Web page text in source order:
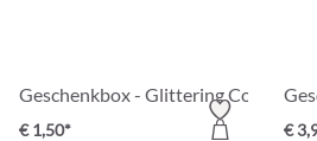
Geschenkbox - Glittering Confetti
€ 1,50* €